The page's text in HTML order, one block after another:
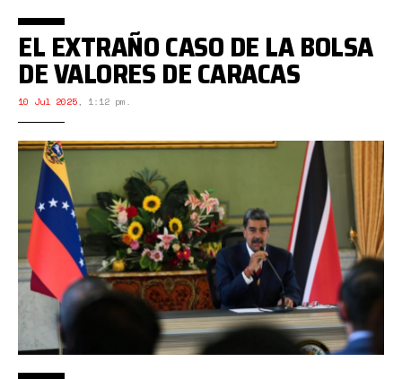
EL EXTRAÑO CASO DE LA BOLSA
DE VALORES DE CARACAS
10 Jul 2025, 1:12 pm.